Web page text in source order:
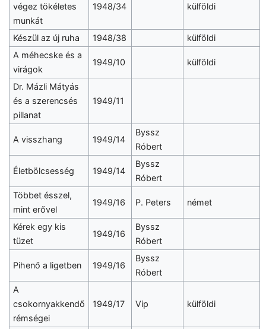
végez tökéletes
munkát
1948/34 külföldi
Készül az új ruha 1948/38
külföldi
A méhecske és a
virágok
1949/10 külföldi
Dr. Mázli Mátyás
és a szerencsés
pillanat
1949/11
A visszhang 1949/14
Byssz
Róbert
Életbölcsesség 1949/14
Byssz
Róbert
Többet ésszel,
mint erővel
1949/16 P. Peters német
Kérek egy kis
tüzet
1949/16
Byssz
Róbert
Pihenő a ligetben 1949/16
Byssz
Róbert
A
csokornyakkendő
rémségei
1949/17 Vip külföldi